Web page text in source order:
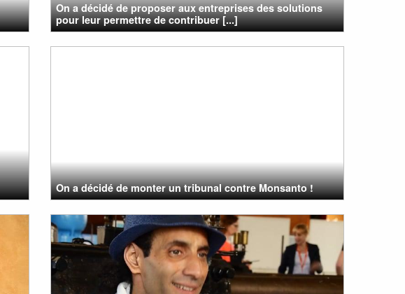
On a décidé de proposer aux entreprises des solutions
pour leur permettre de contribuer [...]
On a décidé de monter un tribunal contre Monsanto !